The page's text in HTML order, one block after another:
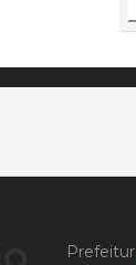
Prefeitur